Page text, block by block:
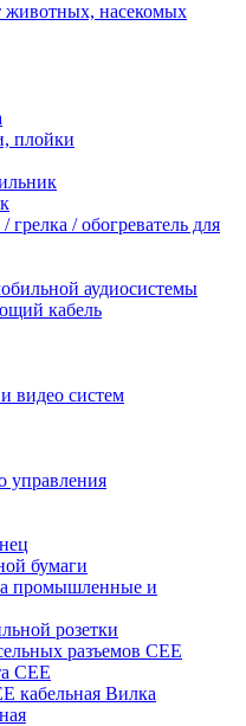
животных, насекомых
плойки
грелка / обогреватель для
аудиосистемы
кабель
видео систем
управления
бумаги
промышленные и
розетки
разъемов CEE
CEE
Вилка